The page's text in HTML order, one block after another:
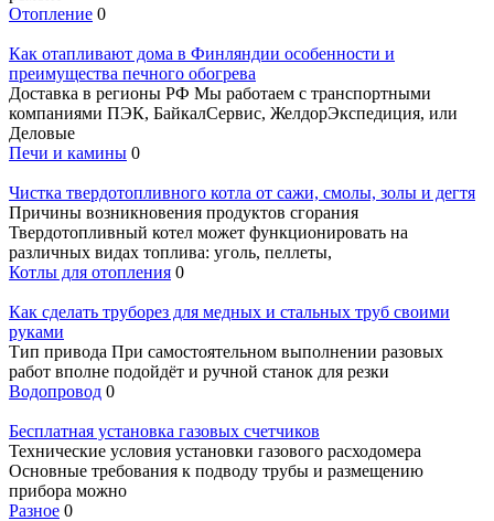
Отопление 0
Как отапливают дома в Финляндии особенности и
преимущества печного обогрева
Доставка в регионы РФ Мы работаем с транспортными
компаниями ПЭК, БайкалСервис, ЖелдорЭкспедиция, или
Деловые
Печи и камины 0
Чистка твердотопливного котла от сажи, смолы, золы и дегтя
Причины возникновения продуктов сгорания
Твердотопливный котел может функционировать на
различных видах топлива: уголь, пеллеты,
Котлы для отопления 0
Как сделать труборез для медных и стальных труб своими
руками
Тип привода При самостоятельном выполнении разовых
работ вполне подойдёт и ручной станок для резки
Водопровод 0
Бесплатная установка газовых счетчиков
Технические условия установки газового расходомера
Основные требования к подводу трубы и размещению
прибора можно
Разное 0